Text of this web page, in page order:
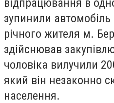
зупинили
річного жителя м.
здійснював
чоловіка вилучили
який він незаконно
населення.